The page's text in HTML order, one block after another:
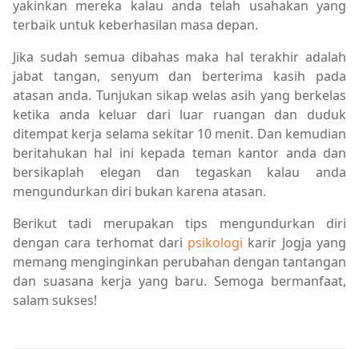
yakinkan mereka kalau anda telah usahakan yang
terbaik untuk keberhasilan masa depan.
Jika sudah semua dibahas maka hal terakhir adalah
jabat tangan, senyum dan berterima kasih pada
atasan anda. Tunjukan sikap welas asih yang berkelas
ketika anda keluar dari luar ruangan dan duduk
ditempat kerja selama sekitar 10 menit. Dan kemudian
beritahukan hal ini kepada teman kantor anda dan
bersikaplah elegan dan tegaskan kalau anda
mengundurkan diri bukan karena atasan.
Berikut tadi merupakan tips mengundurkan diri
dengan cara terhomat dari psikologi karir Jogja yang
memang menginginkan perubahan dengan tantangan
dan suasana kerja yang baru. Semoga bermanfaat,
salam sukses!